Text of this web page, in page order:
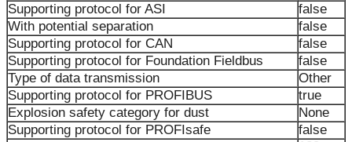
Supporting protocol for ASI
false
With potential separation
false
Supporting protocol for CAN
false
Supporting protocol for Foundation Fieldbus
false
Type of data transmission
Other
Supporting protocol for PROFIBUS
true
Explosion safety category for dust
None
Supporting protocol for PROFIsafe
false